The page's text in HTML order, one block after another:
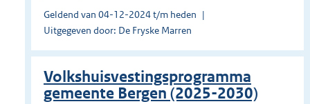
Geldend van 04-12-2024 t/m heden
Uitgegeven door: De Fryske Marren
Volkshuisvestingsprogramma
gemeente Bergen (2025-2030)